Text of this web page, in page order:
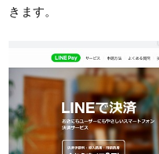
きます。